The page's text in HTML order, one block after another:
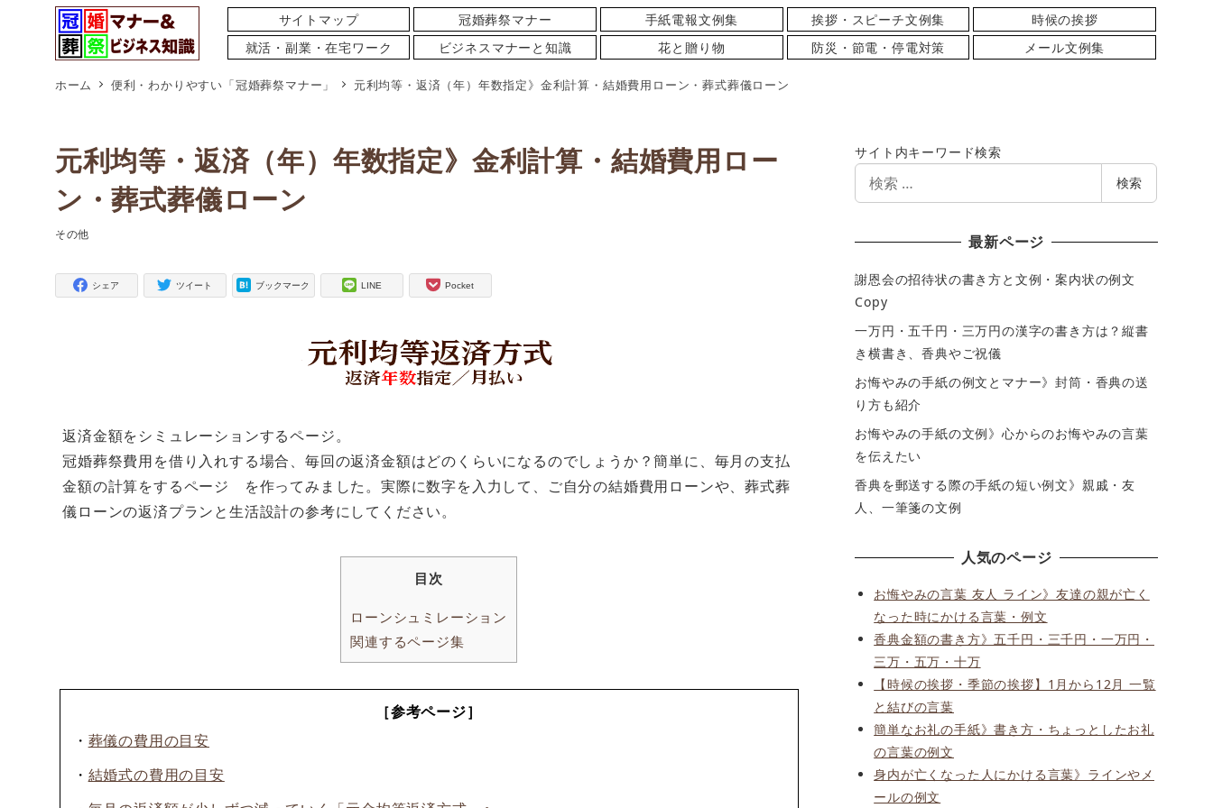
サイトマップ 冠婚葬祭マナー 手紙電報文例集 挨拶・スピーチ文例集
時候の挨拶
就活・副業・在宅ワーク
ビジネスマナーと知識 花と贈り物 防災・節電・停電対策 メール文例集
ホーム 便利・わかりやすい「冠婚葬祭マナー」 元利均等・返済（年）年数指定》金利計算・結婚費用ローン・葬式葬儀ローン
元利均等・返済（年）年数指定》金利計算・結婚費用ロー
ン・葬式葬儀ローン
タグ
その他
シェア ツイート ブックマーク LINE Pocket
返済金額をシミュレーションするページ。
冠婚葬祭費用を借り入れする場合、毎回の返済金額はどのくらいになるのでしょうか？簡単に、毎月の支払
金額の計算をするページ を作ってみました。実際に数字を入力して、ご自分の結婚費用ローンや、葬式葬
儀ローンの返済プランと生活設計の参考にしてください。
目次
ローンシュミレーション
関連するページ集
［参考ページ］
・ 葬儀の費用の目安
・ 結婚式の費用の目安
サイト内キーワード検索
索
検索
最新ページ
謝恩会の招待状の書き方と文例・案内状の例文
Copy
一万円・五千円・三万円の漢字の書き方は？縦書
き横書き、香典やご祝儀
お悔やみの手紙の例文とマナー》封筒・香典の送
り方も紹介
お悔やみの手紙の文例》心からのお悔やみの言葉
を伝えたい
香典を郵送する際の手紙の短い例文》親戚・友
人、一筆箋の文例
人気のページ
お悔やみの言葉 友人 ライン》友達の親が亡く
なった時にかける言葉・例文
香典金額の書き方》五千円・三千円・一万円・
三万・五万・十万
【時候の挨拶・季節の挨拶】1月から12月 一覧
と結びの言葉
簡単なお礼の手紙》書き方・ちょっとしたお礼
の言葉の例文
身内が亡くなった人にかける言葉》ラインやメ
ールの例文